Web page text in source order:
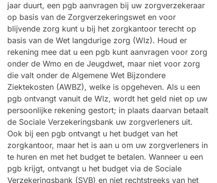
jaar duurt, een pgb aanvragen bij uw zorgverzekeraar
op basis van de Zorgverzekeringswet en voor
blijvende zorg kunt u bij het zorgkantoor terecht op
basis van de Wet langdurige zorg (Wlz). Houd er
rekening mee dat u een pgb kunt aanvragen voor zorg
onder de Wmo en de Jeugdwet, maar niet voor zorg
die valt onder de Algemene Wet Bijzondere
Ziektekosten (AWBZ), welke is opgeheven. Als u een
pgb ontvangt vanuit de Wlz, wordt het geld niet op uw
persoonlijke rekening gestort; in plaats daarvan betaalt
de Sociale Verzekeringsbank uw zorgverleners uit.
Ook bij een pgb ontvangt u het budget van het
zorgkantoor, maar het is aan u om uw zorgverleners in
te huren en met het budget te betalen. Wanneer u een
pgb krijgt, ontvangt u het budget via de Sociale
Verzekeringsbank (SVB) en niet rechtstreeks van het